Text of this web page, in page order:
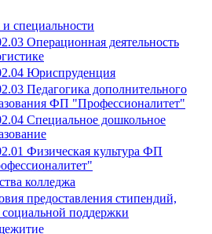
специальности
Операционная деятельность
Юриспруденция
Педагогика дополнительного
ФП "Профессионалитет"
Специальное дошкольное
Физическая культура ФП
колледжа
предоставления стипендий,
поддержки